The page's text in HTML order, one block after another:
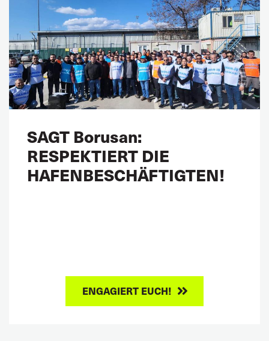
SAGT Borusan:
RESPEKTIERT DIE
HAFENBESCHÄFTIGTEN!
ENGAGIERT EUCH!